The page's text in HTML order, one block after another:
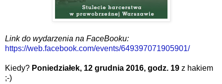
Link do wydarzenia na FaceBooku:
https://web.facebook.com/events/649397071905901/
Kiedy? Poniedziałek, 12 grudnia 2016, godz. 19 z hakiem
;-)